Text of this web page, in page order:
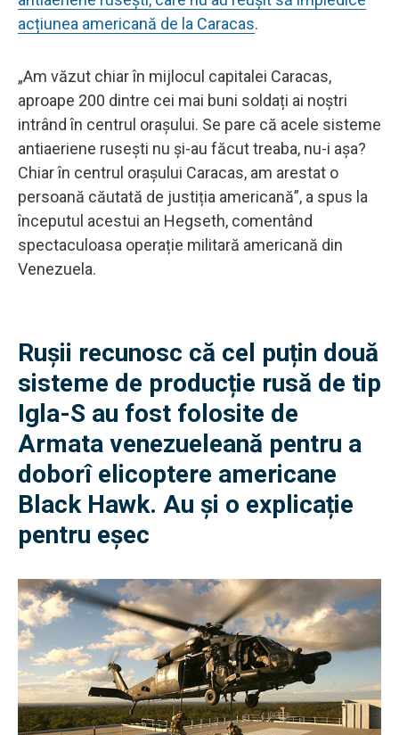
acțiunea americană de la Caracas.
„Am văzut chiar în mijlocul capitalei Caracas,
aproape 200 dintre cei mai buni soldați ai noștri
intrând în centrul orașului. Se pare că acele sisteme
antiaeriene rusești nu și-au făcut treaba, nu-i așa?
Chiar în centrul orașului Caracas, am arestat o
persoană căutată de justiția americană”, a spus la
începutul acestui an Hegseth, comentând
spectaculoasa operație militară americană din
Venezuela.
Rușii recunosc că cel puțin două
sisteme de producție rusă de tip
Igla-S au fost folosite de
Armata venezueleană pentru a
doborî elicoptere americane
Black Hawk. Au și o explicație
pentru eșec